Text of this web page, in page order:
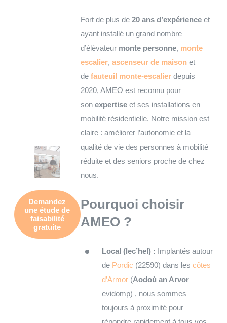
Demandez
uneétude de
faisabilité
gratuite
Fort de plus de 20 ans d’expérienceet
ayant installé un grand nombre
d’élévateur monte personne, monte
escalier, ascenseur de maisonet
de fauteuil monte-escalierdepuis
2020, AMEO est reconnu pour
son expertiseet ses installations en
mobilité résidentielle. Notre mission est
claire : améliorer l’autonomie et la
qualité de vie des personnes à mobilité
réduite et des seniors proche de chez
nous.
Pourquoi choisir
AMEO ?
Local (lec’hel) : Implantés autour
de Pordic (22590) dans les côtes
d’Armor(Aodoù an Arvor
evidomp) , nous sommes
toujours à proximité pour